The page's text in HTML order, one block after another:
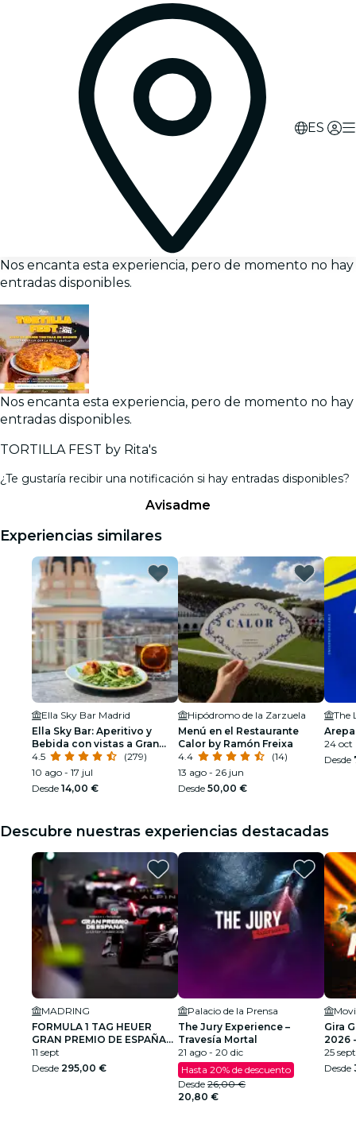
ES
Nos encanta esta experiencia, pero de momento no hay
entradas disponibles.
Nos encanta esta experiencia, pero de momento no hay
entradas disponibles.
TORTILLA FEST by Rita's
¿Te gustaría recibir una notificación si hay entradas disponibles?
Avisadme
Experiencias similares
Ella Sky Bar Madrid
Ella Sky Bar: Aperitivo y
Bebida con vistas a Gran
Vía.
4.5
(279)
10 ago - 17 jul
Desde 14,00 €
Hipódromo de la Zarzuela
Menú en el Restaurante
Calor by Ramón Freixa
4.4
(14)
13 ago - 26 jun
Desde 50,00 €
24 oct
Desde
Descubre nuestras experiencias destacadas
MADRING
FORMULA 1 TAG HEUER
GRAN PREMIO DE ESPAÑA
2026
11 sept
Desde 295,00 €
Palacio de la Prensa
The Jury Experience –
Travesía Mortal
21 ago - 20 dic
Hasta 20% de descuento
Desde 26,00 €
20,80 €
Gira
2026
25 sept
Desde